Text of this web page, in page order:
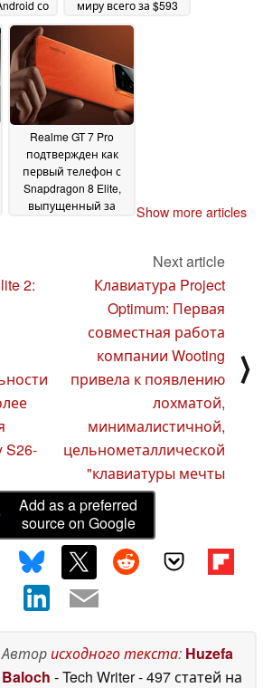
со
15
2024
миру всего за $593
через импорт
Realme GT 7 Pro
подтвержден как
первый телефон с
Snapdragon 8 Elite,
выпущенный за
Show more articles
2:
S26-
Next article
Клавиатура Project
Optimum: Первая
совместная работа
компании Wooting
привела к появлению
лохматой,
минималистичной,
цельнометаллической
"клавиатуры мечты
⟩
Add as a preferred
source on Google
Авторисходного текста: Huzefa
Baloch - Tech Writer- 497 статей на